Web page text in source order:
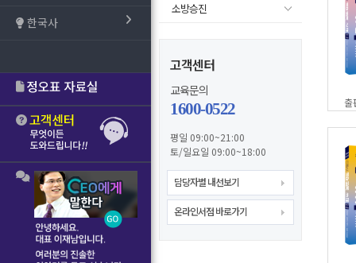
한국사
소방승진
고객센터
교육문의
1600-0522
평일 09:00~21:00
토/일요일 09:00~18:00
담당자별 내선보기
온라인서점 바로가기
출